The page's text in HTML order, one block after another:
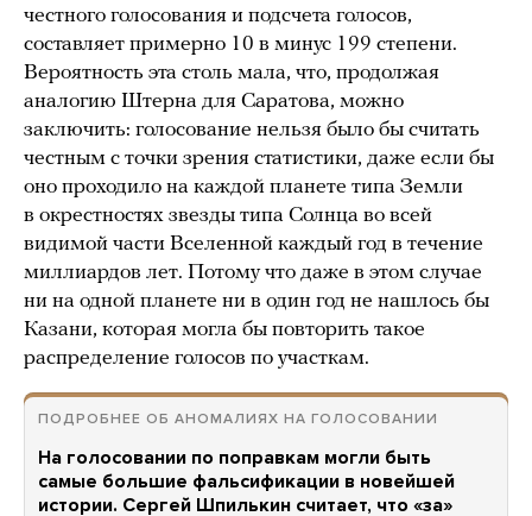
честного голосования и подсчета голосов,
составляет примерно 10 в минус 199 степени.
Вероятность эта столь мала, что, продолжая
аналогию Штерна для Саратова, можно
заключить: голосование нельзя было бы считать
честным с точки зрения статистики, даже если бы
оно проходило на каждой планете типа Земли
в окрестностях звезды типа Солнца во всей
видимой части Вселенной каждый год в течение
миллиардов лет. Потому что даже в этом случае
ни на одной планете ни в один год не нашлось бы
Казани, которая могла бы повторить такое
распределение голосов по участкам.
ПОДРОБНЕЕ ОБ АНОМАЛИЯХ НА ГОЛОСОВАНИИ
На голосовании по поправкам могли быть
самые большие фальсификации в новейшей
истории. Сергей Шпилькин считает, что «за»